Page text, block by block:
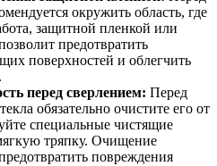
окружить область, где
защитной пленкой или
предотвратить
поверхностей и облегчить
перед сверлением: Перед
обязательно очистите его от
специальные чистящие
тряпку. Очищение
повреждения